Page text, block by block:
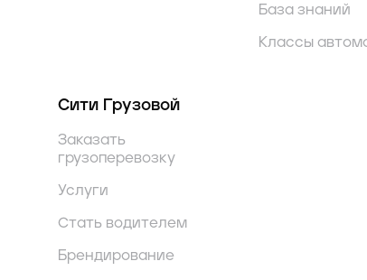
База знаний
Классы
Сити Грузовой
Заказать
грузоперевозку
Услуги
Стать водителем
Брендирование